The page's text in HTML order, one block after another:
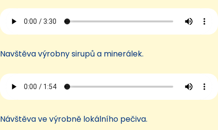
Navštěva výrobny sirupů a minerálek.
Návštěva ve výrobně lokálního pečiva.